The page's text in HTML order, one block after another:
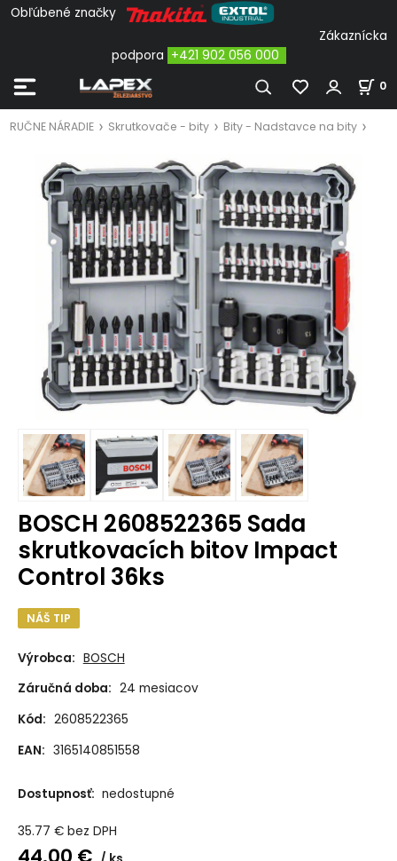
Obľúbené značky
Zákaznícka
podpora +421 902 056 000
0
RUČNE NÁRADIE Skrutkovače - bity Bity - Nadstavce na bity
BOSCH 2608522365 Sada
skrutkovacích bitov Impact
Control 36ks
NÁŠ TIP
Výrobca: BOSCH
Záručná doba: 24 mesiacov
Kód: 2608522365
EAN: 3165140851558
Dostupnosť: nedostupné
35.77 € bez DPH